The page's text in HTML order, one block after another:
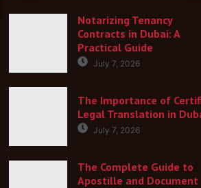
Notarizing Tenancy
Contracts in Dubai: A
Practical Guide
July 7, 2026
The Importance of
Legal Translation in
July 7, 2026
The Complete Guide to
Apostille and Document